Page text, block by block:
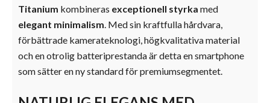
Titanium kombineras exceptionell styrka med
elegant minimalism. Med sin kraftfulla hårdvara,
förbättrade kamerateknologi, högkvalitativa material
och en otrolig batteriprestanda är detta en smartphone
som sätter en ny standard för premiumsegmentet.